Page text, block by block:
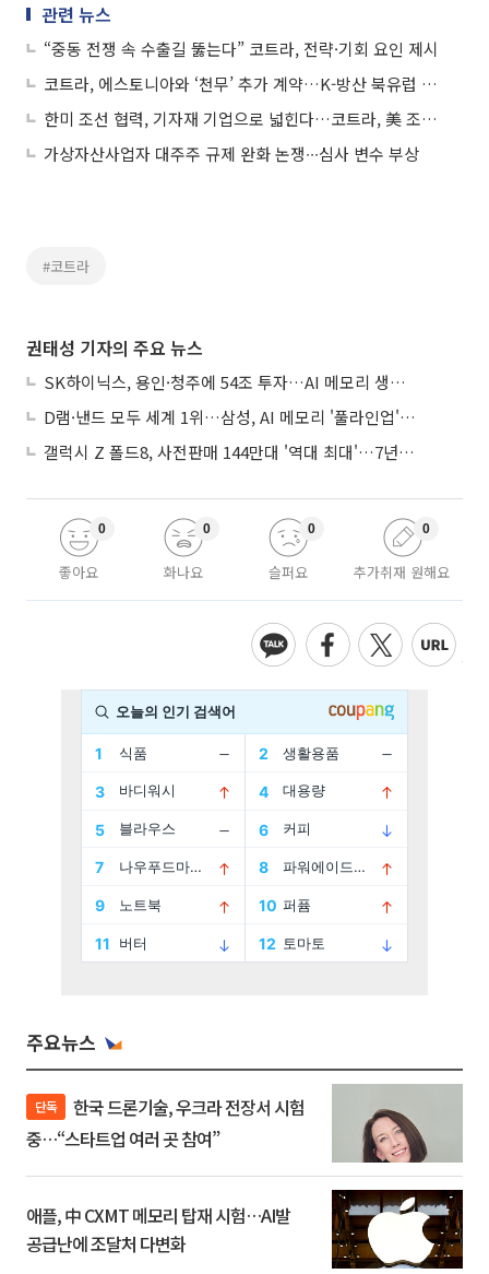
관련 뉴스
“중동 전쟁 속 수출길 뚫는다” 코트라, 전략·기회 요인 제시
코트라, 에스토니아와 ‘천무’ 추가 계약…K-방산 북유럽 공략 속도
한미 조선 협력, 기자재 기업으로 넓힌다…코트라, 美 조선해양 컨퍼런스 참가
가상자산사업자 대주주 규제 완화 논쟁∙∙∙심사 변수 부상
#코트라
권태성 기자의 주요 뉴스
SK하이닉스, 용인·청주에 54조 투자…AI 메모리 생산기지 키운다
D램·낸드 모두 세계 1위…삼성, AI 메모리 '풀라인업'으로 승부
갤럭시 Z 폴드8, 사전판매 144만대 '역대 최대'…7년만에 갤노트10 기록 넘어
좋아요
0
화나요
0
슬퍼요
0
추가취재 원해요
0
주요뉴스
단독
중…“스타트업 여러 곳 참여”
애플, 中 CXMT 메모리 탑재 시험…AI발
공급난에 조달처 다변화